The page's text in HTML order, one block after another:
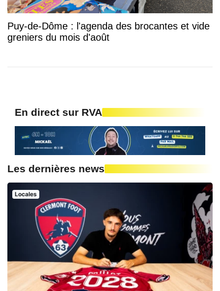
Puy-de-Dôme : l'agenda des brocantes et vide
greniers du mois d'août
En direct sur RVA
Les dernières news
Locales